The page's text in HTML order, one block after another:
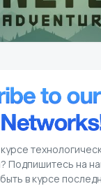
Подпишитесь на
в курсе